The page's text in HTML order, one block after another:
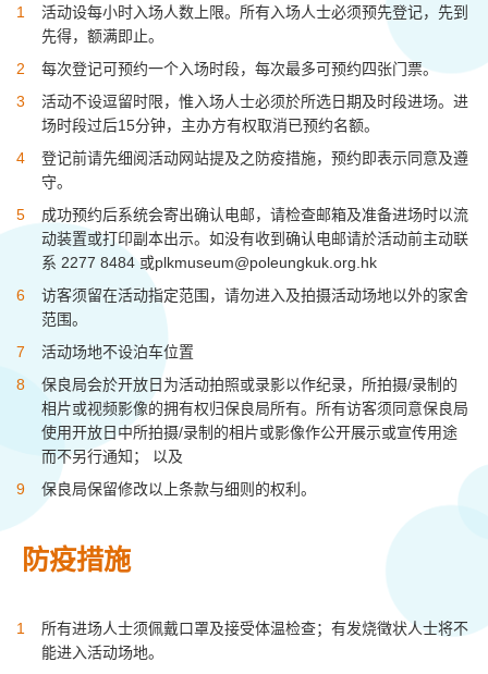
活动设每小时入场人数上限。所有入场人士必须预先登记，先到
先得，额满即止。
每次登记可预约一个入场时段，每次最多可预约四张门票。
活动不设逗留时限，惟入场人士必须於所选日期及时段进场。进
场时段过后15分钟，主办方有权取消已预约名额。
登记前请先细阅活动网站提及之防疫措施，预约即表示同意及遵
守。
成功预约后系统会寄出确认电邮，请检查邮箱及准备进场时以流
动装置或打印副本出示。如没有收到确认电邮请於活动前主动联
系 2277 8484 或plkmuseum@poleungkuk.org.hk
访客须留在活动指定范围，请勿进入及拍摄活动场地以外的家舍
范围。
活动场地不设泊车位置
保良局会於开放日为活动拍照或录影以作纪录，所拍摄/录制的
相片或视频影像的拥有权归保良局所有。所有访客须同意保良局
使用开放日中所拍摄/录制的相片或影像作公开展示或宣传用途
而不另行通知； 以及
保良局保留修改以上条款与细则的权利。
防疫措施
所有进场人士须佩戴口罩及接受体温检查；有发烧徵状人士将不
能进入活动场地。